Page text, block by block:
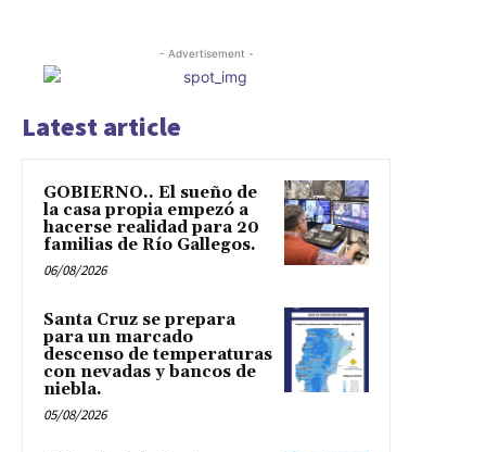
- Advertisement -
Latest article
GOBIERNO.. El sueño de
la casa propia empezó a
hacerse realidad para 20
familias de Río Gallegos.
06/08/2026
Santa Cruz se prepara
para un marcado
descenso de temperaturas
con nevadas y bancos de
niebla.
05/08/2026